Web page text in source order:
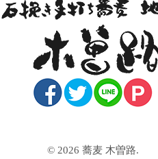
© 2026 蕎麦 木曽路.